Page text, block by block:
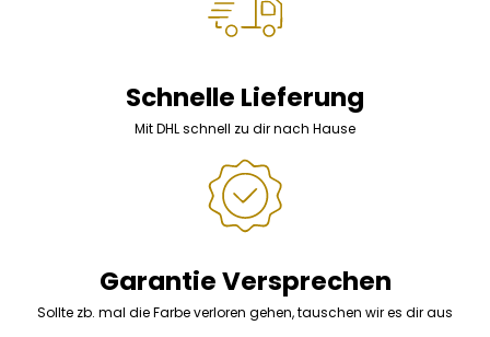
Schnelle Lieferung
Mit DHL schnell zu dir nach Hause
Garantie Versprechen
Sollte zb. mal die Farbe verloren gehen, tauschen wir es dir aus